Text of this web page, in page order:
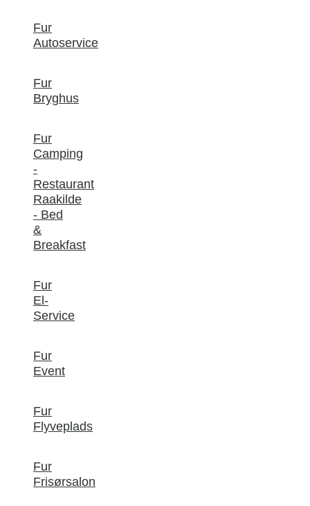
Fur
Autoservice
Fur
Bryghus
Fur
Camping
-
Restaurant
Raakilde
- Bed
&
Breakfast
Fur
El-
Service
Fur
Event
Fur
Flyveplads
Fur
Frisørsalon